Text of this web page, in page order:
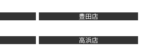
豊田店
高浜店